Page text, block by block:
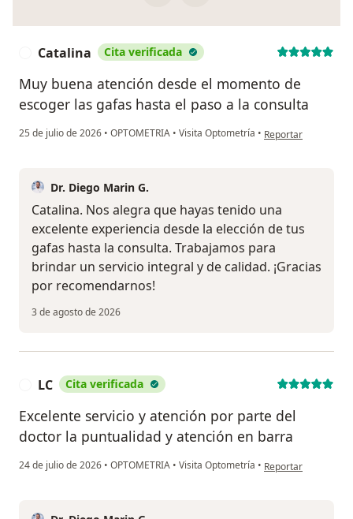
Catalina Cita verificada
Muy buena atención desde el momento de
escoger las gafas hasta el paso a la consulta
25 de julio de 2026 • OPTOMETRIA • Visita Optometría • en opinión del
Reportar
Dr. Diego Marin G.
Catalina. Nos alegra que hayas tenido una
excelente experiencia desde la elección de tus
gafas hasta la consulta. Trabajamos para
brindar un servicio integral y de calidad. ¡Gracias
por recomendarnos!
3 de agosto de 2026
LC Cita verificada
Excelente servicio y atención por parte del
doctor la puntualidad y atención en barra
24 de julio de 2026 • OPTOMETRIA • Visita Optometría • en opinión del
Reportar